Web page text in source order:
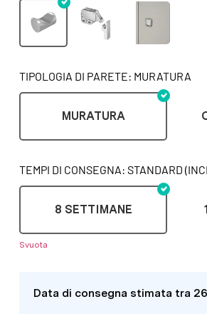
TIPOLOGIA DI PARETE: MURATURA
MURATURA
TEMPI DI CONSEGNA: STANDARD
8 SETTIMANE
Svuota
Data di consegna stimata tra